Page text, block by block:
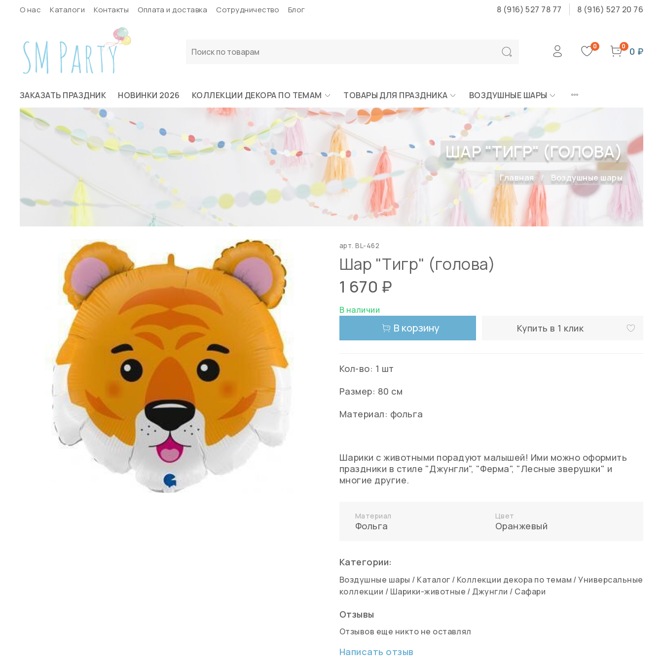
О нас Каталоги Контакты Оплата и доставка Сотрудничество Блог 8 (916) 527 78 77 8 (916) 527 20 76
0 0 0 ₽
ЗАКАЗАТЬ ПРАЗДНИК НОВИНКИ 2026 КОЛЛЕКЦИИ ДЕКОРА ПО ТЕМАМ ТОВАРЫ ДЛЯ ПРАЗДНИКА ВОЗДУШНЫЕ ШАРЫ
ШАР "ТИГР" (ГОЛОВА)
Главная Воздушные шары
арт.BL-462
Шар "Тигр" (голова)
1 670 ₽
В наличии
В корзину Купить в 1 клик
Кол-во: 1 шт
Размер: 80 см
Материал: фольга
Шарики с животными порадуют малышей! Ими можно оформить
праздники в стиле "Джунгли", "Ферма", "Лесные зверушки" и
многие другие.
Материал
Фольга
Цвет
Оранжевый
Категории:
Воздушные шары / Каталог / Коллекции декора по темам /Универсальные
коллекции / Шарики-животные / Джунгли / Сафари
Отзывы
Отзывов еще никто не оставлял
Написать отзыв